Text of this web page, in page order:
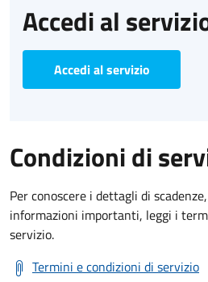
Accedi al
Accedi al servizio
Condizioni di
Per conoscere i dettagli di
informazioni importanti, leggi i
servizio.
Termini e condizioni di servizio